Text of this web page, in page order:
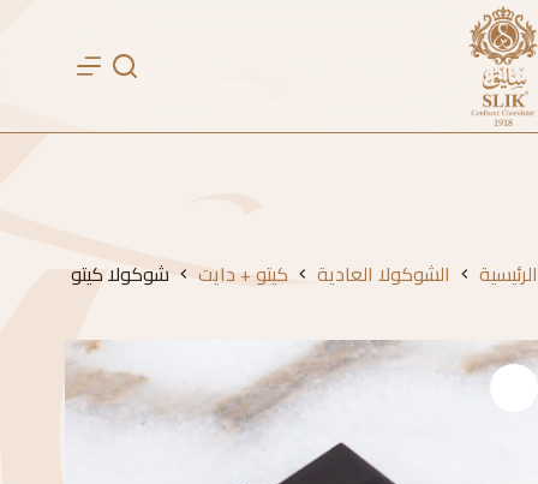
التجاوز
إلى
المحتوى
الرئيسية الشوكولا العادية كيتو + دايت شوكولا كيتو